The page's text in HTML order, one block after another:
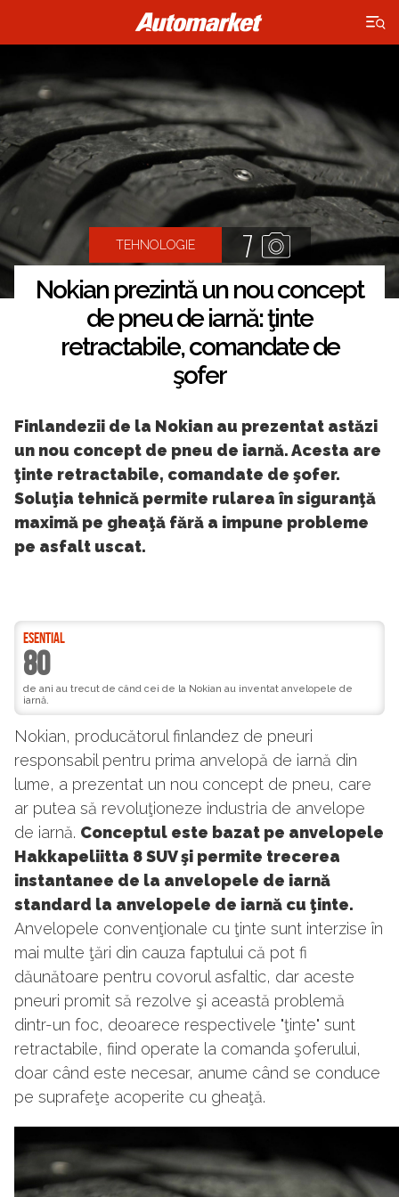
×
TEHNOLOGIE 7
Nokian prezintă un nou concept
de pneu de iarnă: ţinte
retractabile, comandate de
şofer
Finlandezii de la Nokian au prezentat astăzi
un nou concept de pneu de iarnă. Acesta are
ţinte retractabile, comandate de şofer.
Soluţia tehnică permite rularea în siguranţă
maximă pe gheaţă fără a impune probleme
pe asfalt uscat.
ESENTIAL
80
de ani au trecut de când cei de la Nokian au inventat anvelopele de
iarnă.
Nokian, producătorul finlandez de pneuri
responsabil pentru prima anvelopă de iarnă din
lume, a prezentat un nou concept de pneu, care
ar putea să revoluţioneze industria de anvelope
de iarnă. Conceptul este bazat pe anvelopele
Hakkapeliitta 8 SUV şi permite trecerea
instantanee de la anvelopele de iarnă
standard la anvelopele de iarnă cu ţinte.
Anvelopele convenţionale cu ţinte sunt interzise în
mai multe ţări din cauza faptului că pot fi
dăunătoare pentru covorul asfaltic, dar aceste
pneuri promit să rezolve şi această problemă
dintr-un foc, deoarece respectivele "ţinte" sunt
retractabile, fiind operate la comanda şoferului,
doar când este necesar, anume când se conduce
pe suprafeţe acoperite cu gheaţă.